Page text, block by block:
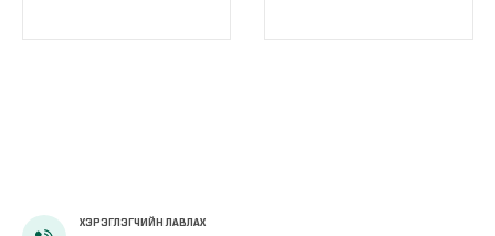
ХЭРЭГЛЭГЧИЙН ЛАВЛАХ